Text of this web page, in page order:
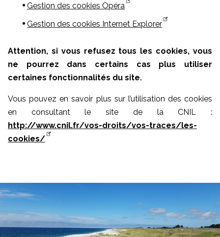
Gestion des cookies Opéra
Gestion des cookies Internet Explorer
Attention, si vous refusez tous les cookies, vous
ne pourrez dans certains cas plus utiliser
certaines fonctionnalités du site.
Vous pouvez en savoir plus sur l’utilisation des cookies
en consultant le site de la CNIL :
http://www.cnil.fr/vos-droits/vos-traces/les-
cookies/